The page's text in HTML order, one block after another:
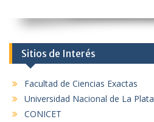
Sitios de Interés
Facultad de Ciencias Exactas
Universidad Nacional de La Plata
CONICET